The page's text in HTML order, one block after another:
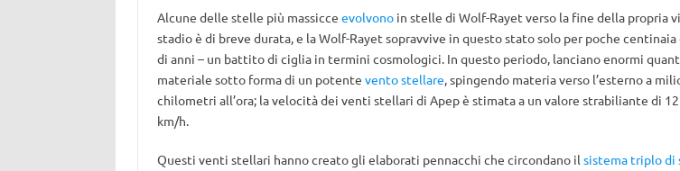
Alcune delle stelle più massicce evolvonoin stelle di Wolf-Rayet verso la fine della propria
stadio è di breve durata, e la Wolf-Rayet sopravvive in questo stato solo per poche
di anni – un battito di ciglia in termini cosmologici. In questo periodo, lanciano enormi
materiale sotto forma di un potente vento stellare, spingendo materia verso l’esterno a
chilometri all’ora; la velocità dei venti stellari di Apep è stimata a un valore strabiliante di
km/h.
Questi venti stellari hanno creato gli elaborati pennacchi che circondano il sistema triplo di